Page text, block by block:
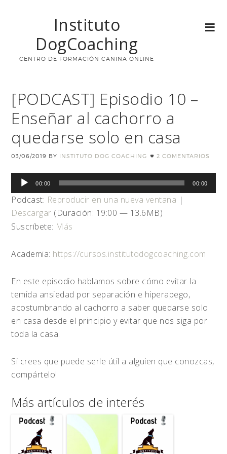
Instituto
DogCoaching
CENTRO DE FORMACIÓN CANINA ONLINE
[PODCAST] Episodio 10 –
Enseñar al cachorro a
quedarse solo en casa
03/06/2019 BY INSTITUTO DOG COACHING 2 COMENTARIOS
Reproductor
de
audio
00:00 00:00
Podcast: Reproducir en una nueva ventana |
Descargar (Duración: 19:00 — 13.6MB)
Suscríbete: Más
Academia: https://cursos.institutodogcoaching.com
En este episodio hablamos sobre cómo evitar la
temida ansiedad por separación e hiperapego,
acostumbrando al cachorro a saber quedarse solo
en casa desde el principio y evitar que nos siga por
toda la casa.
Si crees que puede serle útil a alguien que conozcas,
compártelo!
Más artículos de interés